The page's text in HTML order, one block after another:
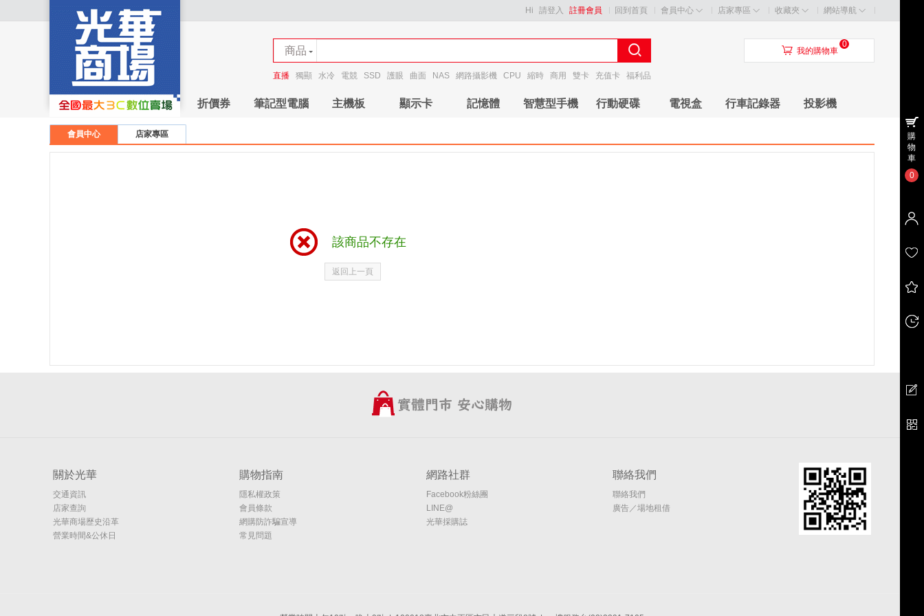
回到首頁 會員中心 店家專區 收藏夾 網站導航
Hi 請登入 註冊會員
商品
商店
直播 獨顯 水冷 電競 SSD 護眼 曲面 NAS 網路攝影機 CPU 縮時 商用 雙卡 充值卡 福利品
󰃦 我的購物車
0
折價券 筆記型電腦 主機板 顯示卡 記憶體 智慧型手機 行動硬碟 電視盒 行車記錄器 投影機
會員中心 店家專區
該商品不存在
返回上一頁
關於光華
交通資訊
店家查詢
光華商場歷史沿革
營業時間&公休日
購物指南
隱私權政策
會員條款
網購防詐騙宣導
常見問題
網路社群
Facebook粉絲團
LINE@
光華採購誌
聯絡我們
聯絡我們
廣告／場地租借
購
物
車
0